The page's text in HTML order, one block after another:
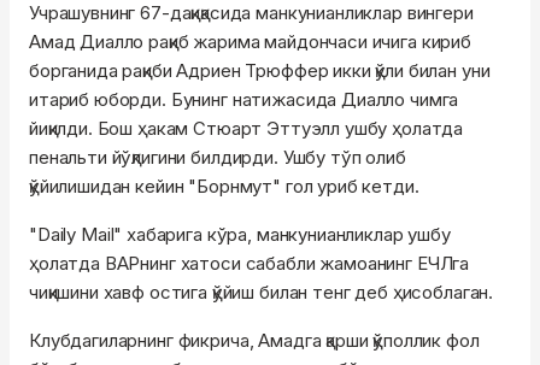
Учрашувнинг 67-дақиқасида манкунианликлар вингери
Амад Диалло рақиб жарима майдончаси ичига кириб
борганида рақиби Адриен Трюффер икки қўли билан уни
итариб юборди. Бунинг натижасида Диалло чимга
йиқилди. Бош ҳакам Стюарт Эттуэлл ушбу ҳолатда
пенальти йўқлигини билдирди. Ушбу тўп олиб
қўйилишидан кейин "Борнмут" гол уриб кетди.
"Daily Mail" хабарига кўра, манкунианликлар ушбу
ҳолатда ВАРнинг хатоси сабабли жамоанинг ЕЧЛга
чиқишини хавф остига қўйиш билан тенг деб ҳисоблаган.
Клубдагиларнинг фикрича, Амадга қарши қўполлик фол